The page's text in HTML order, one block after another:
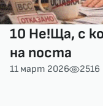
10 Не!Ща, с
на поста
11 март 2026 2516